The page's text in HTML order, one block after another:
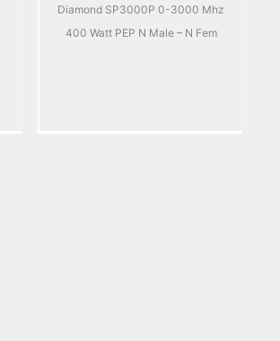
Diamond SP3000P 0-3000 Mhz
400 Watt PEP N Male – N Fem